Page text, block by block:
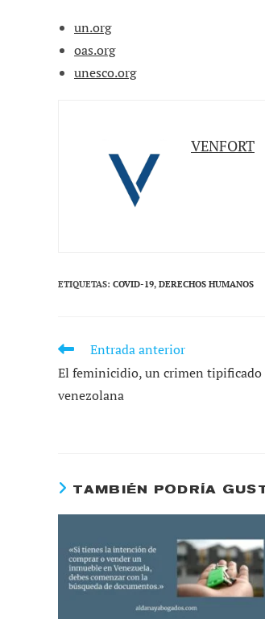
un.org
oas.org
unesco.org
VENFORT
ETIQUETAS: COVID-19, DERECHOS HUMANOS
LEER
ARTÍCULOS
Entrada anterior
El feminicidio, un crimen tipificado
venezolana
TAMBIÉN PODRÍA